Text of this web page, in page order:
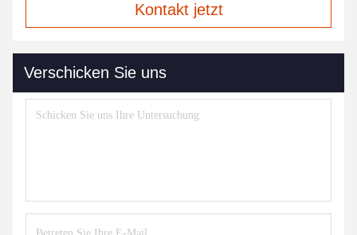
Kontakt jetzt
Verschicken Sie uns